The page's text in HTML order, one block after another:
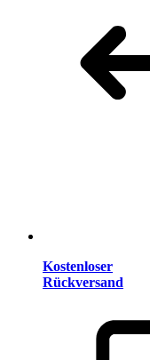
Kostenloser
Rückversand